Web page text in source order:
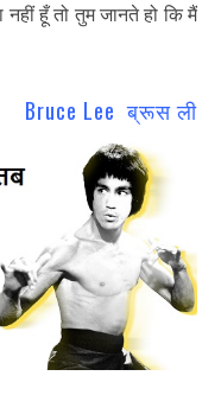
हूँ तो तुम जानते हो कि मैं
Bruce Lee ब्रूस ली